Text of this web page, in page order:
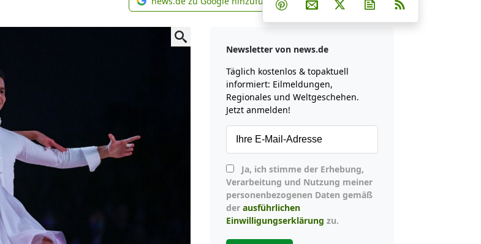
news.de zu Google hinzufügen
Teilen auf Pinterest
Per E-Mail teilen
Post auf XNewsletter
Newsletter von news.de
Täglich kostenlos & topaktuell
informiert: Eilmeldungen,
Regionales und Weltgeschehen.
Jetzt anmelden!
Verarbeitung und Nutzung meiner
personenbezogenen Daten gemäß
der ausführlichen
Einwilligungserklärung zu.